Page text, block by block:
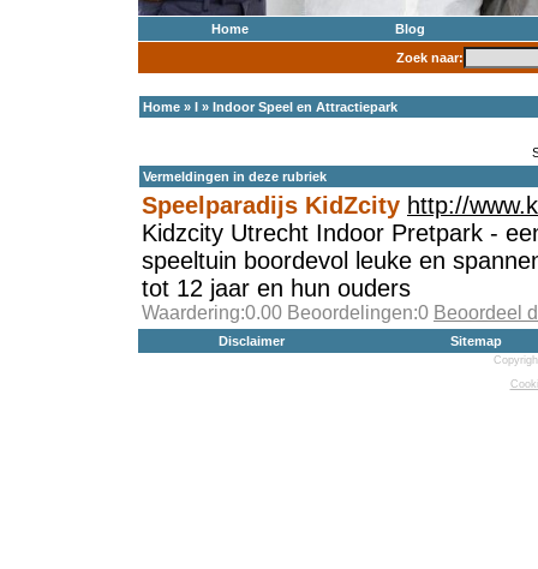
Home
Blog
Zoek naar:
Home » I » Indoor Speel en Attractiepark
Vermeldingen in deze rubriek
Speelparadijs KidZcity http://
Kidzcity Utrecht Indoor Pretpark -
speeltuin boordevol leuke en
tot 12 jaar en hun ouders
Waardering:0.00 Beoordelingen:0 Beoordeel
Disclaimer Sitemap